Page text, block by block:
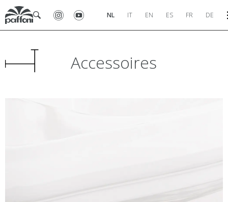
NL IT EN ES FR DE
Accessoires